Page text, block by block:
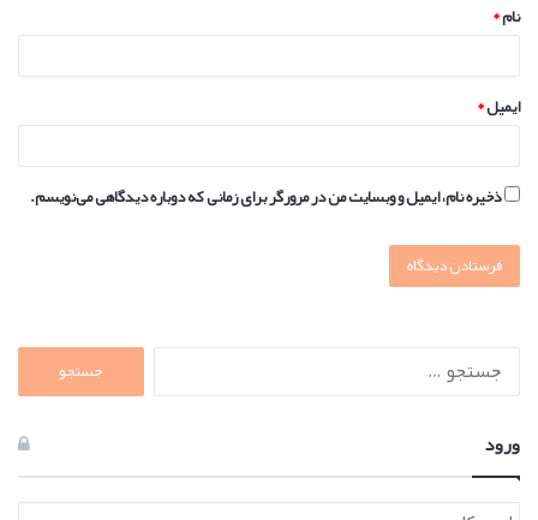
نام*
ایمیل*
ذخیره نام، ایمیل و وبسایت من در مرورگر برای زمانی که دوباره دیدگاهی می‌نویسم.
جستجو
ورود